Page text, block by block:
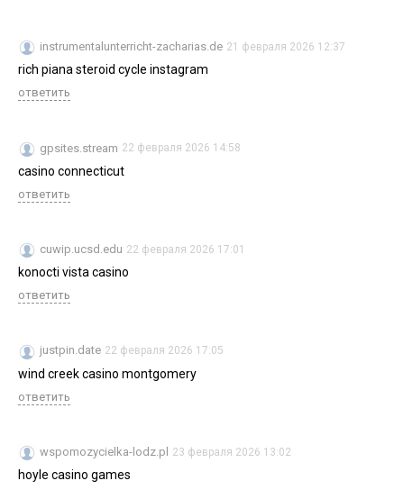
instrumentalunterricht-zacharias.de 21 февраля 2026 12:37
rich piana steroid cycle instagram
ответить
gpsites.stream 22 февраля 2026 14:58
casino connecticut
ответить
cuwip.ucsd.edu 22 февраля 2026 17:01
konocti vista casino
ответить
justpin.date 22 февраля 2026 17:05
wind creek casino montgomery
ответить
wspomozycielka-lodz.pl 23 февраля 2026 13:02
hoyle casino games